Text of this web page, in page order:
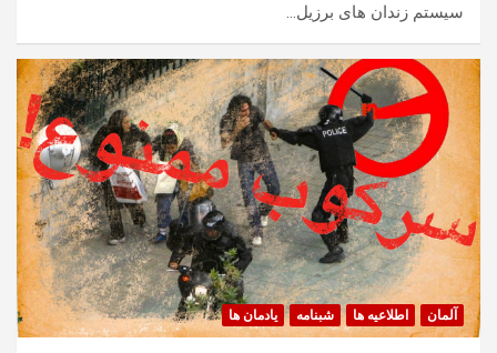
سیستم زندان های برزیل…
آلمان اطلاعیه ها شبنامه یادمان ها